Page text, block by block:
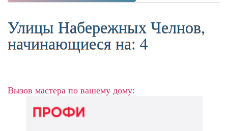
Улицы Набережных Челнов,
начинающиеся на: 4
Вызов мастера по вашему дому: